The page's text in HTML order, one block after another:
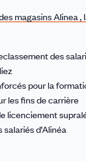
magasins Alinea
des
pour la
les fins de carrière
licenciement
salariés d’Alinéa